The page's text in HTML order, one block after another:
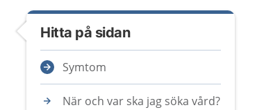
Hitta på sidan
Symtom
När och var ska jag söka vård?